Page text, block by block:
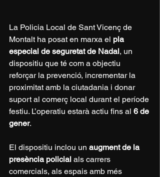
La Policia Local de Sant Vicenç de
Montalt ha posat en marxa el pla
especial de seguretat de Nadal, un
dispositiu que té com a objectiu
reforçar la prevenció, incrementar la
proximitat amb la ciutadania i donar
suport al comerç local durant el període
festiu. L’operatiu estarà actiu fins al 6 de
gener.
El dispositiu inclou un augment de la
presència policial als carrers
comercials, als espais amb més